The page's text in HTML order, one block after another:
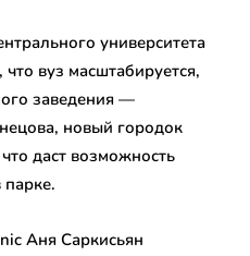
университета
вуз масштабируется,
заведения —
новый городок
даст возможность
парке.
Аня Саркисьян